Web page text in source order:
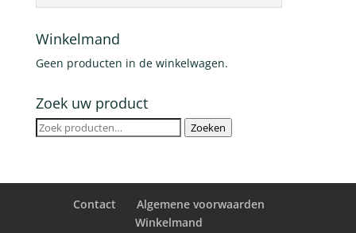
Winkelmand
Geen producten in de winkelwagen.
Zoek uw product
Zoeken
Zoeken
Contact
Algemene voorwaarden
Winkelmand